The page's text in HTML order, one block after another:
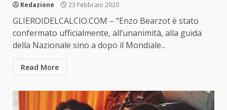
Redazione 23 Febbraio 2020
GLIEROIDELCALCIO.COM – “Enzo Bearzot è stato
confermato ufficialmente, all’unanimità, alla guida
della Nazionale sino a dopo il Mondiale...
Read More